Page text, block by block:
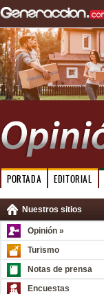
PORTADA EDITORIAL
Nuestros sitios
Opinión »
Turismo
Notas de prensa
Encuestas